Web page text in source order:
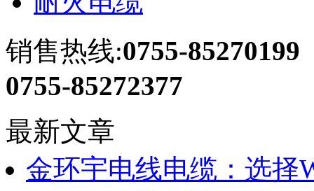
销售热线:0755-85270199
0755-85272377
最新文章
金环宇电线电缆：选择